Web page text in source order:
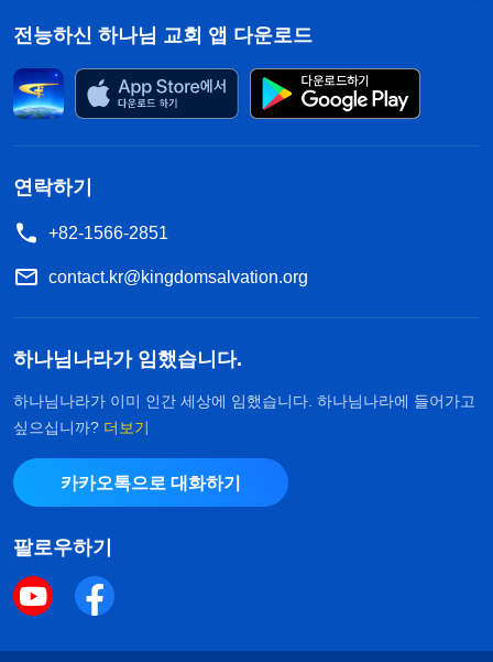
전능하신 하나님 교회 앱 다운로드
연락하기
+82-1566-2851
contact.kr@kingdomsalvation.org
하나님나라가 임했습니다.
하나님나라가 이미 인간 세상에 임했습니다. 하나님나라에 들어가고
싶으십니까? 더보기
카카오톡으로 대화하기
팔로우하기